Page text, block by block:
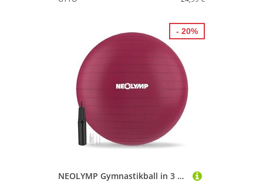
NEOLYMP Gymnastikball in 3 Größen S/M/L - bis 300 kg belastbar
- 20%